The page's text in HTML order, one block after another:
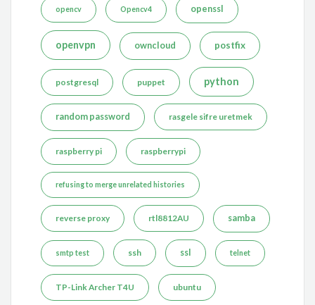
opencv Opencv4 openssl
openvpn owncloud postfix
postgresql puppet python
random password rasgele sifre uretmek
raspberry pi raspberrypi
refusing to merge unrelated histories
reverse proxy rtl8812AU samba
smtp test ssh ssl telnet
TP-Link Archer T4U ubuntu